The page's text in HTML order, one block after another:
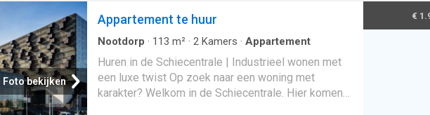
wastafel en vormen een lust voor het oog! Aan het
ende van de gang bevindt zich de gezellig
Foto bekijken
Appartement te huur
Nootdorp · 113 m² · 2 Kamers · Appartement
Huren in de Schiecentrale | Industrieel wonen met
een luxe twist Op zoek naar een woning met
karakter? Welkom in de Schiecentrale. Hier komen
€